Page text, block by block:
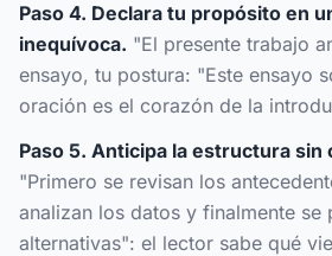
Paso 4. Declara tu propósito en
inequívoca. "El presente trabajo
ensayo, tu postura: "Este ensayo
oración es el corazón de la
Paso 5. Anticipa la estructura sin
"Primero se revisan los
analizan los datos y finalmente se
alternativas": el lector sabe qué